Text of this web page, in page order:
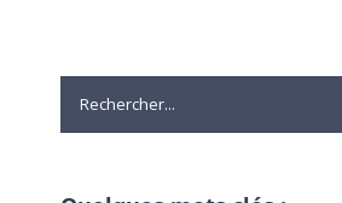
Rechercher: